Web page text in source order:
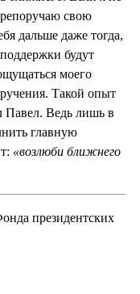
свою
дальше даже тогда,
будут
моего
Такой опыт
Павел. Ведь лишь в
главную
«возлюби ближнего
президентских